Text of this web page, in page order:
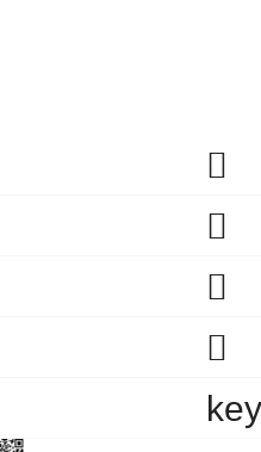



